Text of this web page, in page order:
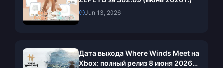
Jun 13, 2026
Дата выхода Where Winds Meet на
Xbox: полный релиз 8 июня 2026